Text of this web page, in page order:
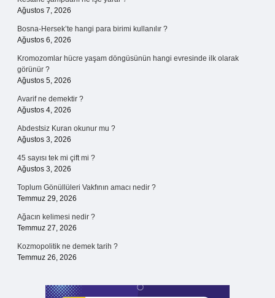
Ağustos 7, 2026
Bosna-Hersek’te hangi para birimi kullanılır ?
Ağustos 6, 2026
Kromozomlar hücre yaşam döngüsünün hangi evresinde ilk olarak
görünür ?
Ağustos 5, 2026
Avarif ne demektir ?
Ağustos 4, 2026
Abdestsiz Kuran okunur mu ?
Ağustos 3, 2026
45 sayısı tek mi çift mi ?
Ağustos 3, 2026
Toplum Gönüllüleri Vakfının amacı nedir ?
Temmuz 29, 2026
Ağacın kelimesi nedir ?
Temmuz 27, 2026
Kozmopolitik ne demek tarih ?
Temmuz 26, 2026